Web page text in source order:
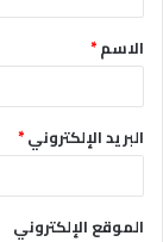
ق
*الاسم*
البريد الإلكتروني*
الموقع الإلكتروني